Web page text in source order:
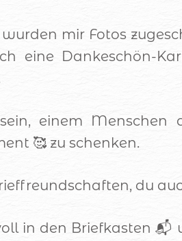
mir Fotos
eine Dankeschön-
einem Menschen
🥰 zu schenken.
du
in den Briefkasten 📬